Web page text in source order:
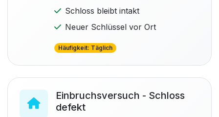
Schloss bleibt intakt
Neuer Schlüssel vor Ort
Häufigkeit: Täglich
Einbruchsversuch - Schloss
defekt